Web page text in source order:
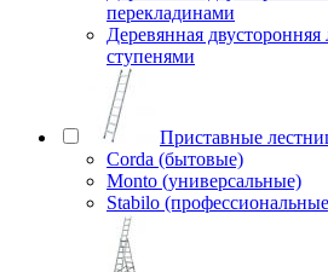
перекладинами
Деревянная
ступенями
Приставные
Corda (бытовые)
Monto (универсальные)
Stabilo